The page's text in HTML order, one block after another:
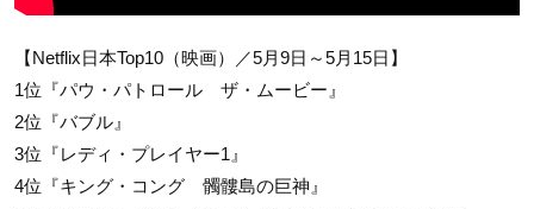
【Netflix日本Top10（映画）／5月9日～5月15日】
1位『パウ・パトロール ザ・ムービー』
2位『バブル』
3位『レディ・プレイヤー1』
4位『キング・コング 髑髏島の巨神』